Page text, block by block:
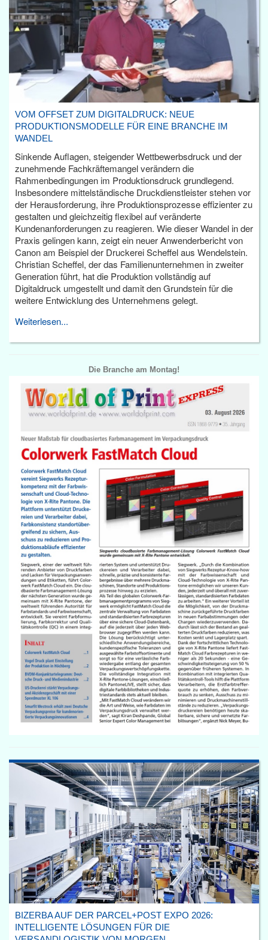
VOM OFFSET ZUM DIGITALDRUCK: NEUE
PRODUKTIONSMODELLE FÜR EINE BRANCHE IM
WANDEL
Sinkende Auflagen, steigender Wettbewerbsdruck und der
zunehmende Fachkräftemangel verändern die
Rahmenbedingungen im Produktionsdruck grundlegend.
Insbesondere mittelständische Druckdienstleister stehen vor
der Herausforderung, ihre Produktionsprozesse effizienter zu
gestalten und gleichzeitig flexibel auf veränderte
Kundenanforderungen zu reagieren. Wie dieser Wandel in der
Praxis gelingen kann, zeigt ein neuer Anwenderbericht von
Canon am Beispiel der Druckerei Scheffel aus Wendelstein.
Christian Scheffel, der das Familienunternehmen in zweiter
Generation führt, hat die Produktion vollständig auf
Digitaldruck umgestellt und damit den Grundstein für die
weitere Entwicklung des Unternehmens gelegt.
Weiterlesen...
Die Branche am Montag!
BIZERBA AUF DER PARCEL+POST EXPO 2026:
INTELLIGENTE LÖSUNGEN FÜR DIE